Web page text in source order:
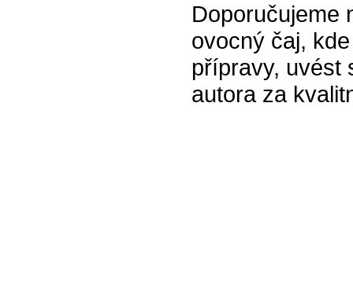
Doporučujeme
ovocný čaj,
přípravy, uvést
autora za